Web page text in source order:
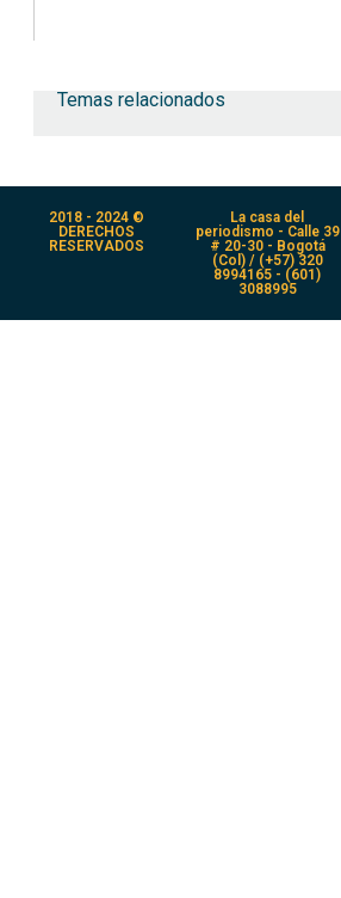
Temas relacionados
2018 - 2024 ©
DERECHOS
RESERVADOS
La casa del
periodismo - Calle 39
# 20-30 - Bogotá
(Col) / (+57) 320
8994165 - (601)
3088995